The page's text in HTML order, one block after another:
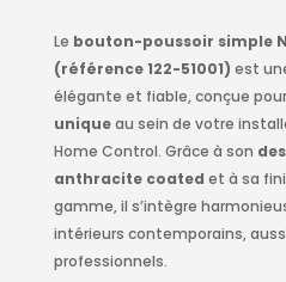
Le bouton-poussoir simple
(référence 122-51001) est
élégante et fiable, conçue
uniqueau sein de votre
Home Control. Grâce à son
anthracite coated et à sa
gamme, il s’intègre
intérieurs contemporains,
professionnels.